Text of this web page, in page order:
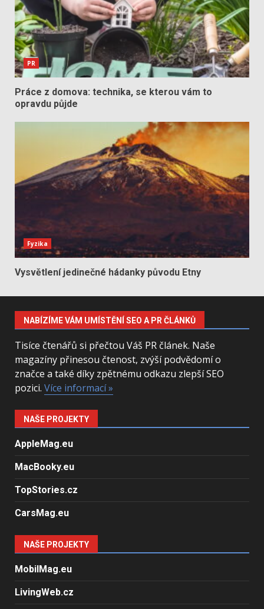
PR
Práce z domova: technika, se kterou vám to
opravdu půjde
Fyzika
Vysvětlení jedinečné hádanky původu Etny
NABÍZÍME VÁM UMÍSTĚNÍ SEO A PR ČLÁNKŮ
Tisíce čtenářů si přečtou Váš PR článek. Naše
magazíny přinesou čtenost, zvýší podvědomí o
značce a také díky zpětnému odkazu zlepší SEO
pozici. Více informací »
NAŠE PROJEKTY
AppleMag.eu
MacBooky.eu
TopStories.cz
CarsMag.eu
NAŠE PROJEKTY
MobilMag.eu
LivingWeb.cz